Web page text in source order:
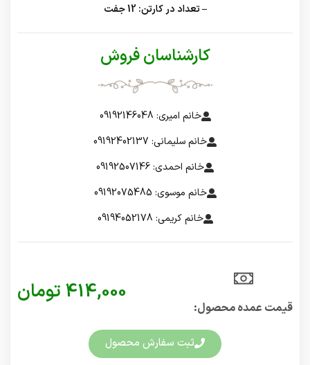
– تعداد در کارتن: 12 جفت
کارشناسان فروش
خانم امیری: 09192146048
خانم سلیمانی: 09192402137
خانم احمدی: 09192507146
خانم موسوی: 09192075485
خانم کریمی: 09194052178
قیمت عمده محصول:​
414,000 تومان
ثبت سفارش محصول